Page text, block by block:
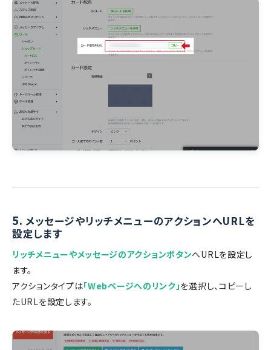
5. メッセージやリッチメニューのアクションへURLを
設定します
リッチメニューやメッセージのアクションボタンへURLを設定し
ます。
アクションタイプは「Webページへのリンク」を選択し、コピーし
たURLを設定します。